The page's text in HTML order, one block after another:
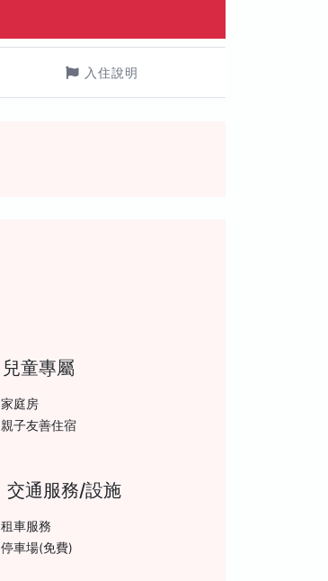
入住說明
兒童專屬
家庭房
親子友善住宿
交通服務/設施
租車服務
停車場(免費)